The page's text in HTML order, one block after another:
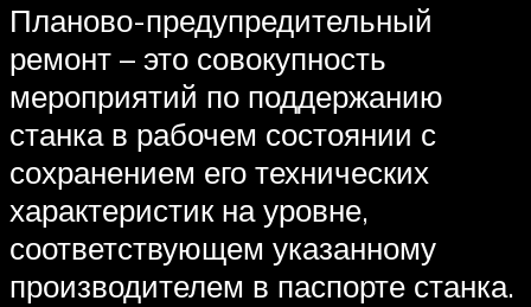
Планово-предупредительный
ремонт – это совокупность
мероприятий по поддержанию
станка в рабочем состоянии с
сохранением его технических
характеристик на уровне,
соответствующем указанному
производителем в паспорте станка.